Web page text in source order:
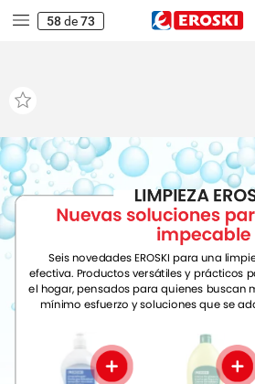
58de73
LIMPIEZA
Nuevas soluciones
impecable
SeisnovedadesEROSKI para una
efectiva. Productos versátiles yprácticos
el hogar, pensados para quienes buscan
mínimo esfuerzo ysolucionesquese